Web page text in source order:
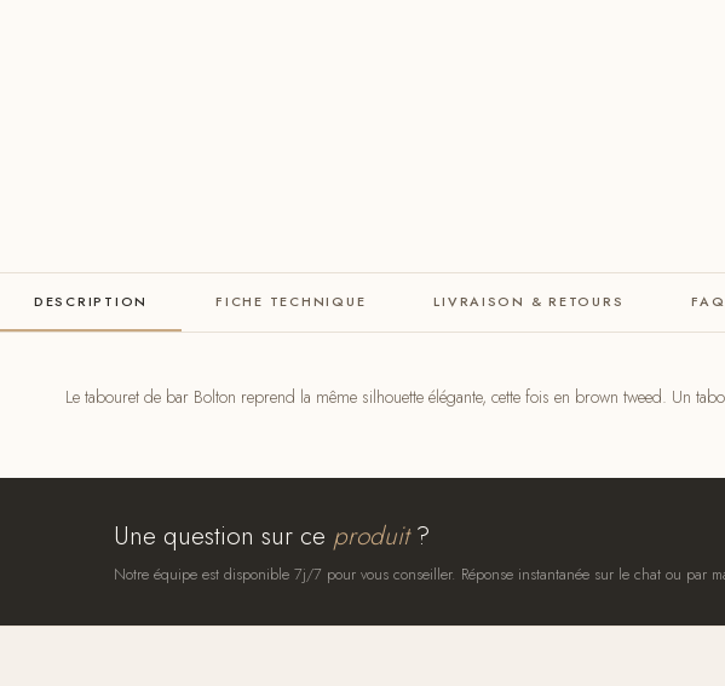
DESCRIPTION FICHE TECHNIQUE LIVRAISON & RETOURS FAQ
Le tabouret de bar Bolton reprend la même silhouette élégante, cette fois en brown tweed. Un
Une question sur ce produit?
Notre équipe est disponible 7j/7 pour vous conseiller. Réponse instantanée sur le chat ou par